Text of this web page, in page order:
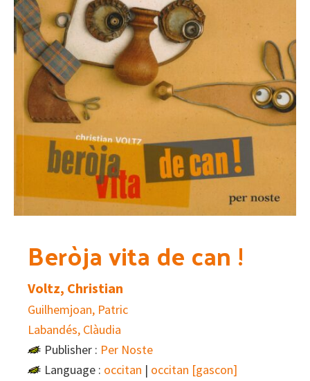
Beròja vita de can !
Voltz, Christian
Guilhemjoan, Patric
Labandés, Clàudia
Publisher : Per Noste
Language : occitan | occitan [gascon]